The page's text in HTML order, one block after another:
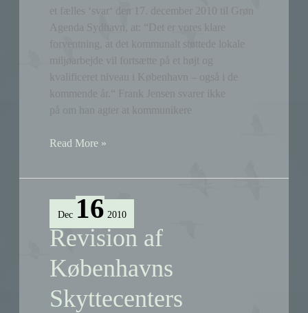
et fælles ‘svar‘ den 17. december 2010 til Grøn
Agenda Sydhavn, at: “Det er vores klare
forventning, at det kommunalt støttede lokale
miljøarbejde vil fortsætte på et højt og
kvalificeret niveau i København – også i de
kommende år.“ Frank Jensen svarer ikke
Svar
Frank
vedr.
lokalt
miljøarbejde
Read More »
Dec 16 2010
Revision af
Københavns
Skyttecenters